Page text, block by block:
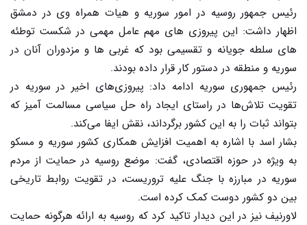
رئیس جمهور روسیه در امور سوریه و هیات همراه وی در دمشق
اظهار داشت: این پیروزی های مهم عامل مهمی در شکست توطئه
های سلطه جویانه و تقسیمی بود که غربی ها و مزدوران آنان در
سوریه و منطقه در دستور کار قرار داده بودند.
رئیس جمهوری سوریه ادامه داد: پیروزی‌های اخیر در سوریه در
تقویت تلاش‌ها در راستای ایجاد راه حل سیاسی مسالمت آمیز که
بتواند ثبات را به این کشور برگرداند، نقش ایفا می‌کند.
بشار اسد با اشاره به اهمیت افزایش همکاری کشور سوریه و مسکو
به ویژه در حوزه اقتصادی، گفت: موضع روسیه در حمایت از مردم
سوریه در مبارزه با جنگ علیه تروریست، در تقویت روابط تاریخی
بین دو کشور دوست کمک کرده است.
لاورنیف نیز در این دیدار تاکید کرد که روسیه به ارائه هرگونه حمایت